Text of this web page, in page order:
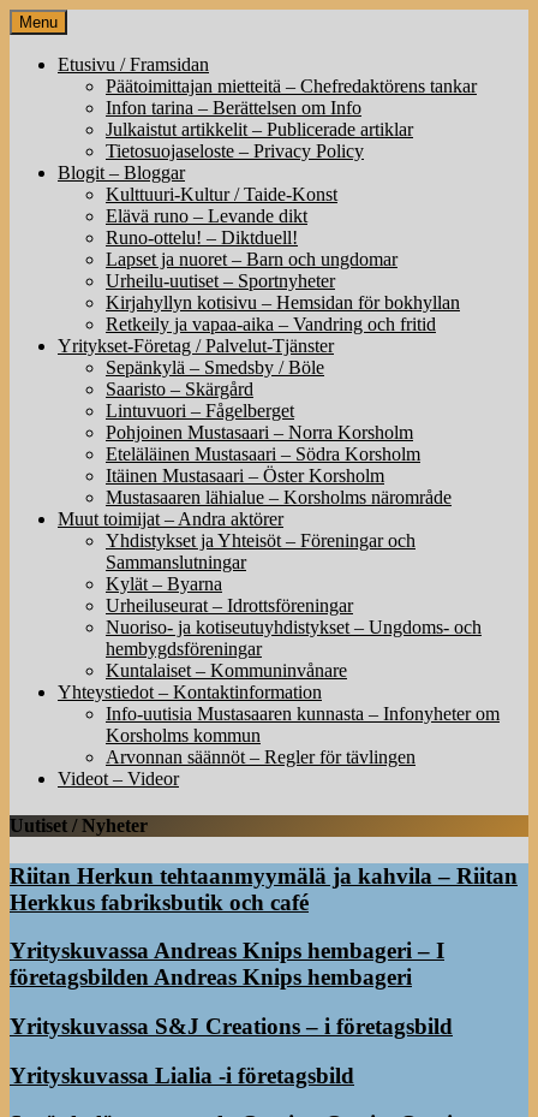
Skip
to
content
Menu
Etusivu / Framsidan
Päätoimittajan mietteitä – Chefredaktörens tankar
Infon tarina – Berättelsen om Info
Julkaistut artikkelit – Publicerade artiklar
Tietosuojaseloste – Privacy Policy
Blogit – Bloggar
Kulttuuri-Kultur / Taide-Konst
Elävä runo – Levande dikt
Runo-ottelu! – Diktduell!
Lapset ja nuoret – Barn och ungdomar
Urheilu-uutiset – Sportnyheter
Kirjahyllyn kotisivu – Hemsidan för bokhyllan
Retkeily ja vapaa-aika – Vandring och fritid
Yritykset-Företag / Palvelut-Tjänster
Sepänkylä – Smedsby / Böle
Saaristo – Skärgård
Lintuvuori – Fågelberget
Pohjoinen Mustasaari – Norra Korsholm
Eteläläinen Mustasaari – Södra Korsholm
Itäinen Mustasaari – Öster Korsholm
Mustasaaren lähialue – Korsholms närområde
Muut toimijat – Andra aktörer
Yhdistykset ja Yhteisöt – Föreningar och
Sammanslutningar
Kylät – Byarna
Urheiluseurat – Idrottsföreningar
Nuoriso- ja kotiseutuyhdistykset – Ungdoms- och
hembygdsföreningar
Kuntalaiset – Kommuninvånare
Yhteystiedot – Kontaktinformation
Info-uutisia Mustasaaren kunnasta – Infonyheter om
Korsholms kommun
Arvonnan säännöt – Regler för tävlingen
Videot – Videor
Uutiset / Nyheter
Riitan Herkun tehtaanmyymälä ja kahvila – Riitan
Herkkus fabriksbutik och café
Yrityskuvassa Andreas Knips hembageri – I
företagsbilden Andreas Knips hembageri
Yrityskuvassa S&J Creations – i företagsbild
Yrityskuvassa Lialia -i företagsbild